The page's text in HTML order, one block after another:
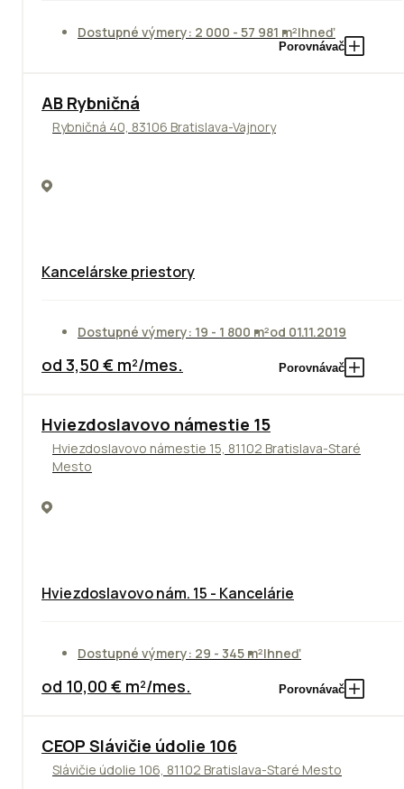
Dostupné výmery: 2 000 - 57 981 m²Ihneď
Porovnávač
AB Rybničná
Rybničná 40, 83106 Bratislava-Vajnory
Kancelárske priestory
Dostupné výmery: 19 - 1 800 m²od 01.11.2019
od 3,50 € m²/mes. Porovnávač
ODPORÚČAME
Hviezdoslavovo námestie 15
Hviezdoslavovo námestie 15, 81102 Bratislava-Staré
Mesto
Hviezdoslavovo nám. 15 - Kancelárie
Dostupné výmery: 29 - 345 m²Ihneď
od 10,00 € m²/mes. Porovnávač
CEOP Slávičie údolie 106
Slávičie údolie 106, 81102 Bratislava-Staré Mesto